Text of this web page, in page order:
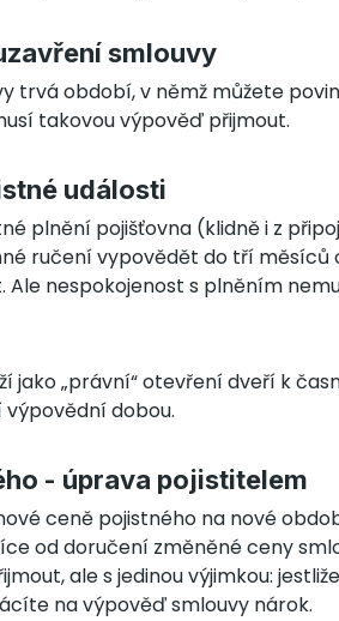
smlouvy
trvá období, v němž můžete
takovou výpověď přijmout.
události
plnění pojišťovna (klidně i z
ručení vypovědět do tří měsíců
nespokojenost s plněním
jako „právní“ otevření dveří k
dobou.
- úprava pojistitelem
ceně pojistného na nové
od doručení změněné ceny
ale s jedinou výjimkou:
na výpověď smlouvy nárok.